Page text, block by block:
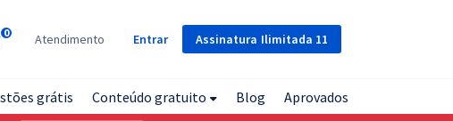
Assinatura Ilimitada 11
0 Atendimento Entrar
grátis Conteúdo gratuito Blog Aprovados